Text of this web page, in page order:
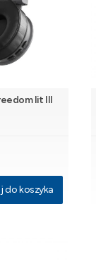
lit III
do koszyka